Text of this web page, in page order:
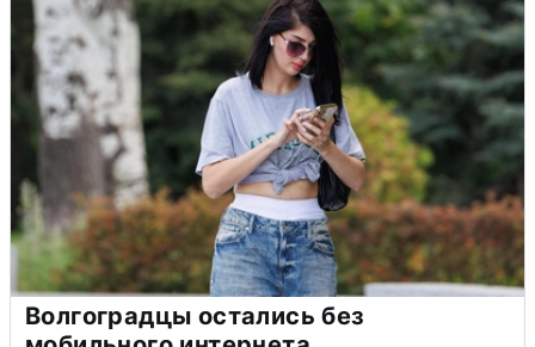
Волгоградцы остались без